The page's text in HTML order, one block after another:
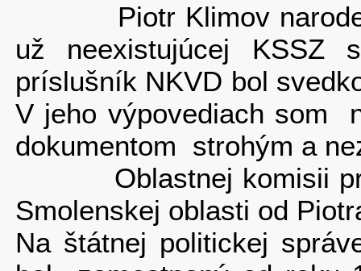
Piotr Klimov narodený
už neexistujúcej KSSZ
príslušník NKVD bol
V jeho výpovediach som
dokumentom strohým a
Oblastnej komisii pre
Smolenskej oblasti od
Na štátnej politickej